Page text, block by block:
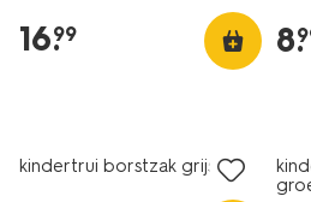
16.
99 8.
kindertrui borstzak grijs